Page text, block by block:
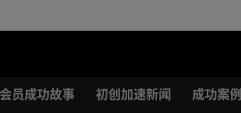
员成功故事 初创加速新闻 成功案例